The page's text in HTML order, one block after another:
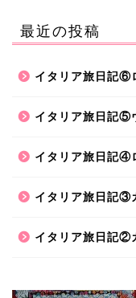
最近の投稿
イタリア旅日記⑥
イタリア旅日記⑤
イタリア旅日記④
イタリア旅日記③
イタリア旅日記②